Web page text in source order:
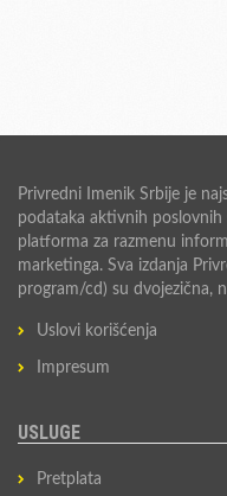
Privredni Imenik Srbije je
podataka aktivnih poslovnih
platforma za razmenu
marketinga. Sva izdanja
program/cd) su dvojezična,
Uslovi korišćenja
Impresum
USLUGE
Pretplata